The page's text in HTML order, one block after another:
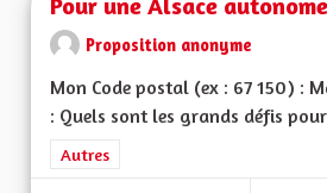
Proposition anonyme
Mon Code postal (ex : 67 150) :
: Quels sont les grands défis pour
Filtrer les résultats de la catégorie :
Autres